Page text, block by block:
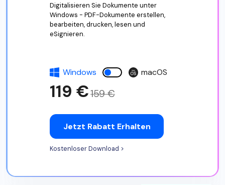
Digitalisieren Sie Dokumente unter
Windows - PDF-Dokumente erstellen,
bearbeiten, drucken, lesen und
eSignieren.
Windows macOS
119 €159 €
Jetzt Rabatt Erhalten
Kostenloser Download >